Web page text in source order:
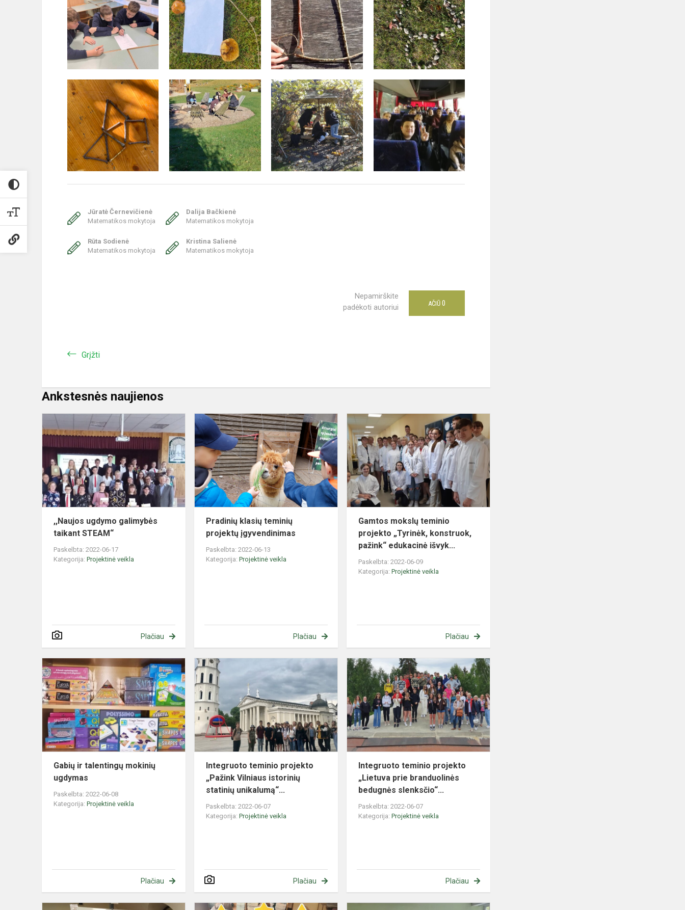
Jūratė Černevičienė
Matematikos mokytoja
Dalija Bačkienė
Matematikos mokytoja
Rūta Sodienė
Matematikos mokytoja
Kristina Salienė
Matematikos mokytoja
Nepamirškite
padėkoti autoriui
AČIŪ 0
Grįžti
Ankstesnės naujienos
,,Naujos
ugdymo
galimybės
taikant
STEAM“
,,Naujos ugdymo galimybės
taikant STEAM“
Paskelbta: 2022-06-17
Kategorija: Projektinė veikla
Plačiau
Pradinių
klasių
teminių
projektų
įgyvendinimas
Pradinių klasių teminių
projektų įgyvendinimas
Paskelbta: 2022-06-13
Kategorija:Projektinė veikla
Plačiau
mokslų
„Tyrinėk,
konstruok,
Gamtos mokslų teminio
projekto „Tyrinėk, konstruok,
pažink“ edukacinė išvyk...
Paskelbta: 2022-06-09
Kategorija:Projektinė veikla
Plačiau
Gabių
ir
talentingų
mokinių
ugdymas
Gabių ir talentingų mokinių
ugdymas
Paskelbta: 2022-06-08
Kategorija: Projektinė veikla
Plačiau
Integruoto
teminio
projekto
„Pažink
Vilniaus
istorinių
stat...
Integruoto teminio projekto
„Pažink Vilniaus istorinių
statinių unikalumą“...
Paskelbta: 2022-06-07
Kategorija:Projektinė veikla
Plačiau
Integruoto
„Lietuva
prie
branduolinės
bedu...
Integruoto teminio projekto
„Lietuva prie branduolinės
bedugnės slenksčio“...
Paskelbta: 2022-06-07
Kategorija:Projektinė veikla
Plačiau
Edukacinė Mokymosi Mokymai